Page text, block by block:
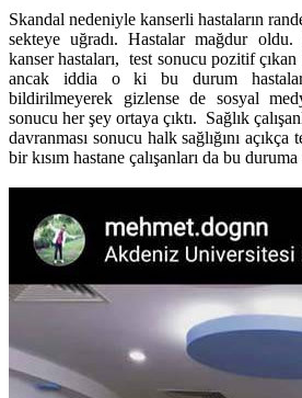
Skandal nedeniyle kanserli hastaların
sekteye uğradı. Hastalar mağdur oldu.
kanser hastaları, test sonucu pozitif çıkan
ancak iddia o ki bu durum
bildirilmeyerek gizlense de sosyal
sonucu her şey ortaya çıktı. Sağlık
davranması sonucu halk sağlığını açıkça
bir kısım hastane çalışanları da bu